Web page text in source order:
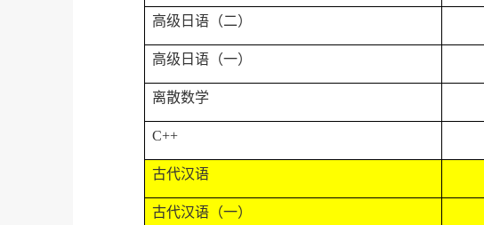
高级日语（二）
高级日语（一）
离散数学
C++
古代汉语
古代汉语（一）